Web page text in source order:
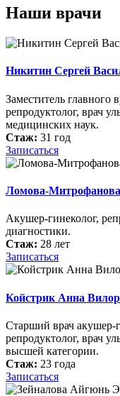
Наши врачи
Никитин Сергей
Заместитель главного
репродуктолог, врач
медицинских наук.
Стаж: 31 год
Записаться
Ломова-
Акушер-гинеколог,
диагностики.
Стаж: 28 лет
Записаться
Койстрик Анна
Старший врач акушер-
репродуктолог, врач
высшей категории.
Стаж: 23 года
Записаться